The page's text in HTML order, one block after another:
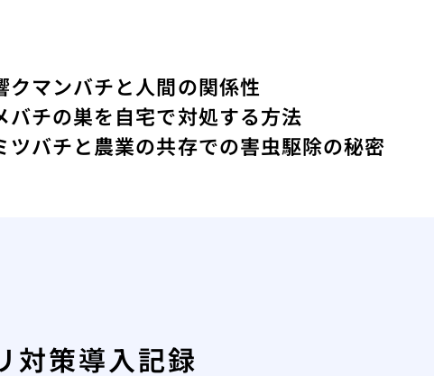
クマンバチと人間の関係性
バチの巣を自宅で対処する方法
ツバチと農業の共存での害虫駆除の秘密
対策導入記録